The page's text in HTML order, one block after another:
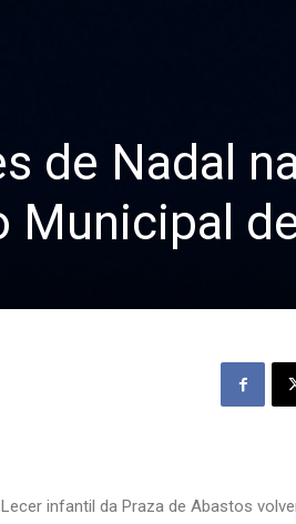
de Nadal
Municipal
infantil da Praza de Abastos